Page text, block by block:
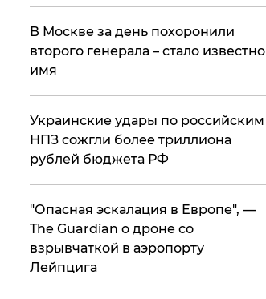
В Москве за день похоронили
второго генерала – стало известно
имя
Украинские удары по российским
НПЗ сожгли более триллиона
рублей бюджета РФ
"Опасная эскалация в Европе", —
The Guardian о дроне со
взрывчаткой в аэропорту
Лейпцига